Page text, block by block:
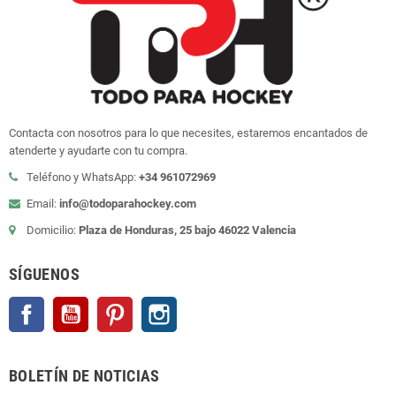
Contacta con nosotros para lo que necesites, estaremos encantados de
atenderte y ayudarte con tu compra.
Teléfono y WhatsApp: +34 961072969
Email: info@todoparahockey.com
Domicilio: Plaza de Honduras, 25 bajo 46022 Valencia
SÍGUENOS
Facebook YouTube Pinterest
BOLETÍN DE NOTICIAS